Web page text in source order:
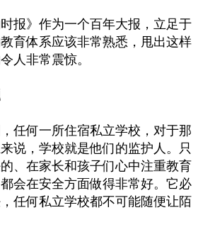
报》作为一个百年大报，立足于
育体系应该非常熟悉，甩出这样
人非常震惊。
任何一所住宿私立学校，对于那
说，学校就是他们的监护人。只
、在家长和孩子们心中注重教育
会在安全方面做得非常好。它必
任何私立学校都不可能随便让陌